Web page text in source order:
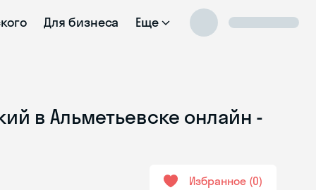
Для бизнеса Еще
в Альметьевске онлайн -
Избранное 0